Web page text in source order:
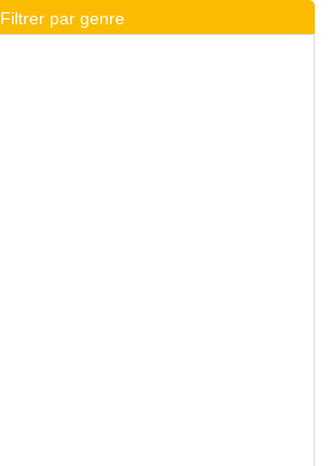
Filtrer par genre